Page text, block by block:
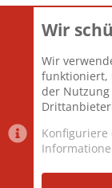
Themen
Mitglieder
Neuestes Mitglied
Wir
Wir
funktioniert,
der Nutzung